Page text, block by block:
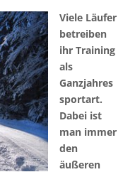
Viele Läufer
betreiben
ihr Training
als
Ganzjahres
sportart.
Dabei ist
man immer
den
äußeren